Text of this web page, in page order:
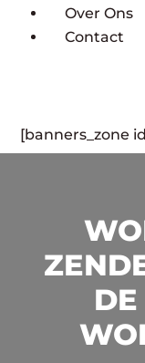
Over Ons
Contact
[banners_zone